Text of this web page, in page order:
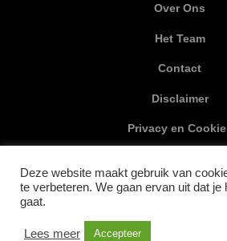
Over Ons
Het Team
Contact
Disclaimer
Privacy en
SOCIAL MEDIA
Deze website maakt gebruik van
te verbeteren. We gaan ervan uit dat je
gaat.
Lees meer Accepteer